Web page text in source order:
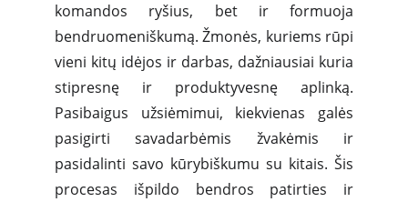
komandos ryšius, bet ir formuoja
bendruomeniškumą. Žmonės, kuriems rūpi
vieni kitų idėjos ir darbas, dažniausiai kuria
stipresnę ir produktyvesnę aplinką.
Pasibaigus užsiėmimui, kiekvienas galės
pasigirti savadarbėmis žvakėmis ir
pasidalinti savo kūrybiškumu su kitais. Šis
procesas išpildo bendros patirties ir